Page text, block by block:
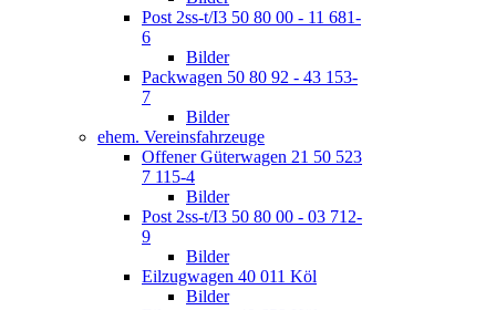
Post 2ss-t/I3 50 80 00 - 11 681-
6
Bilder
Packwagen 50 80 92 - 43 153-
7
Bilder
ehem. Vereinsfahrzeuge
Offener Güterwagen 21 50 523
7 115-4
Bilder
Post 2ss-t/I3 50 80 00 - 03 712-
9
Bilder
Eilzugwagen 40 011 Köl
Bilder